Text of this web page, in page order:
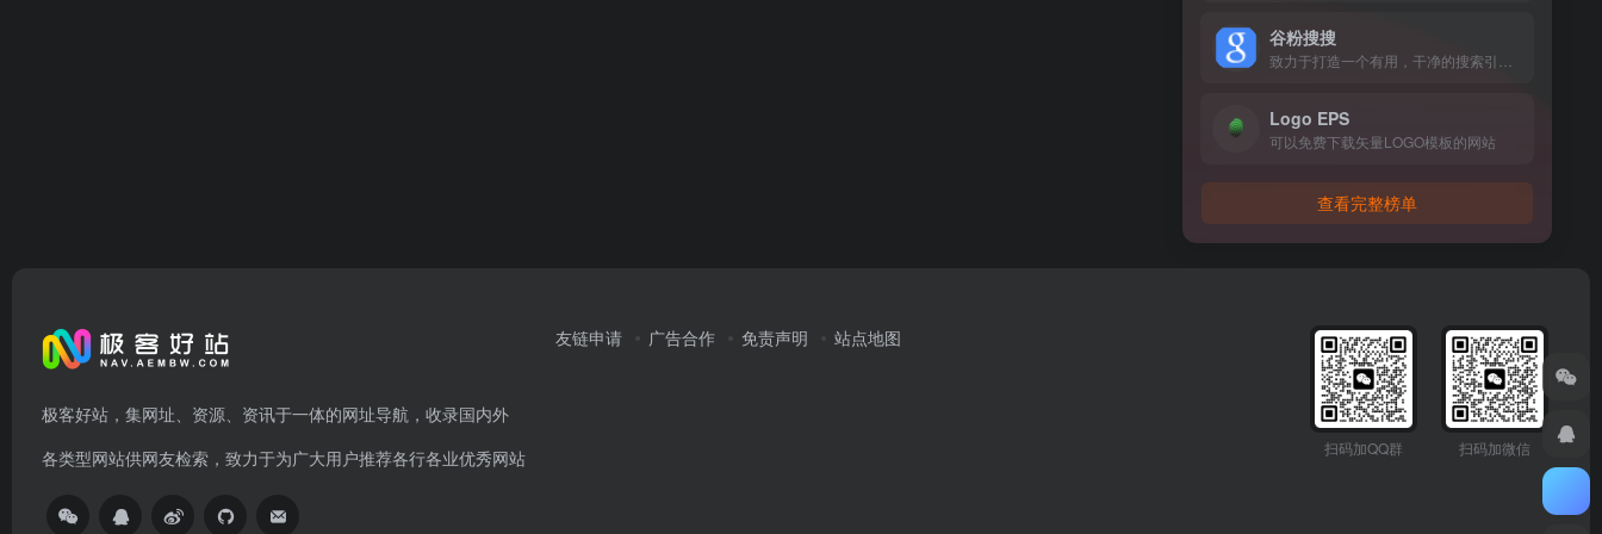
谷粉搜搜
Logo EPS
可以免费下载矢量LOGO模板的网站
查看完整榜单
极客好站，集网址、资源、资讯于一体的网址导航，收录国内外
各类型网站供网友检索，致力于为广大用户推荐各行各业优秀网站
友链申请 广告合作 免责声明 站点地图
扫码加QQ群 扫码加微信